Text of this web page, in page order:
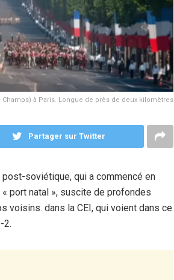
Champs) à Paris. Longue de près de deux kilomètres
Partager sur Twitter
post-soviétique, qui a commencé en
port natal », suscite de profondes
voisins. dans la CEI, qui voient dans ce
2.